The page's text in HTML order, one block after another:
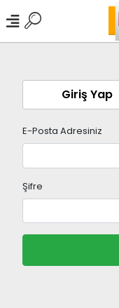
Giriş Yap
E-Posta Adresiniz
Şifre